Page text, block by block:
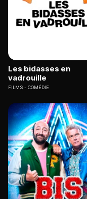
Les bidasses en
vadrouille
FILMS COMÉDIE